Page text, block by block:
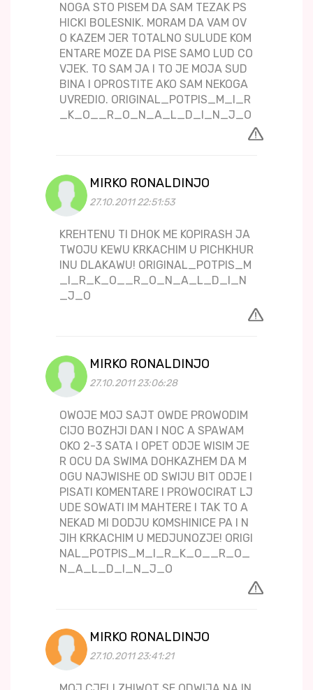
NOGA STO PISEM DA SAM TEZAK PS
HICKI BOLESNIK. MORAM DA VAM OV
O KAZEM JER TOTALNO SULUDE KOM
ENTARE MOZE DA PISE SAMO LUD CO
VJEK. TO SAM JA I TO JE MOJA SUD
BINA I OPROSTITE AKO SAM NEKOGA
UVREDIO. ORIGINAL_POTPIS_M_I_R
_K_O__R_O_N_A_L_D_I_N_J_O
MIRKO RONALDINJO
27.10.2011 22:51:53
KREHTENU TI DHOK ME KOPIRASH JA
TWOJU KEWU KRKACHIM U PICHKHUR
INU DLAKAWU! ORIGINAL_POTPIS_M
_I_R_K_O__R_O_N_A_L_D_I_N
_J_O
MIRKO RONALDINJO
27.10.2011 23:06:28
OWOJE MOJ SAJT OWDE PROWODIM
CIJO BOZHJI DAN I NOC A SPAWAM
OKO 2-3 SATA I OPET ODJE WISIM JE
R OCU DA SWIMA DOHKAZHEM DA M
OGU NAJWISHE OD SWIJU BIT ODJE I
PISATI KOMENTARE I PROWOCIRAT LJ
UDE SOWATI IM MAHTERE I TAK TO A
NEKAD MI DODJU KOMSHINICE PA I N
JIH KRKACHIM U MEDJUNOZJE! ORIGI
NAL_POTPIS_M_I_R_K_O__R_O_
N_A_L_D_I_N_J_O
MIRKO RONALDINJO
27.10.2011 23:41:21